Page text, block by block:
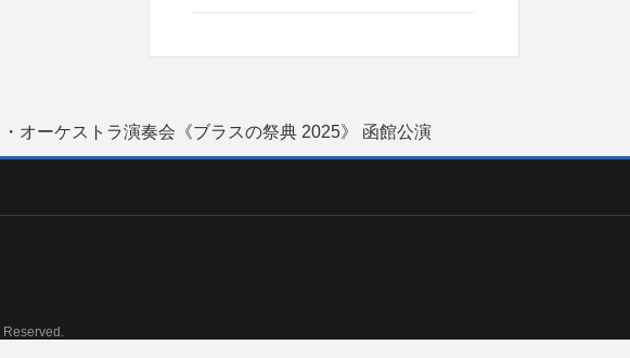
オーケストラ演奏会《ブラスの祭典 2025》 函館公演
Reserved.